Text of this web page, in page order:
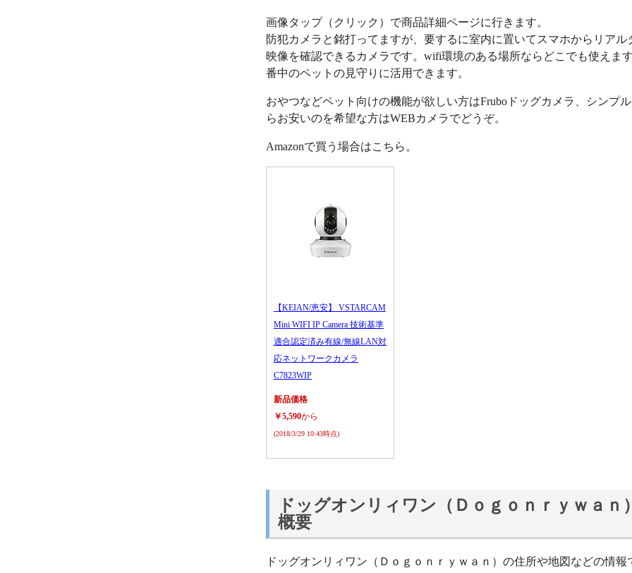
画像タップ（クリック）で商品詳細ページに行きます。
防犯カメラと銘打ってますが、要するに室内に置いてスマホからリアル
映像を確認できるカメラです。wifi環境のある場所ならどこでも使えま
番中のペットの見守りに活用できます。
おやつなどペット向けの機能が欲しい方はFruboドッグカメラ、シンプ
らお安いのを希望な方はWEBカメラでどうぞ。
Amazonで買う場合はこちら。
【KEIAN/恵安】 VSTARCAM
Mini WIFI IP Camera 技術基準
適合認定済み有線/無線LAN対
応ネットワークカメラ
C7823WIP
新品価格
￥5,590から
(2018/3/29 10:43時点)
ドッグオンリィワン（Ｄｏｇｏｎｒｙｗａｎ
概要
ドッグオンリィワン（Ｄｏｇｏｎｒｙｗａｎ）の住所や地図などの情報